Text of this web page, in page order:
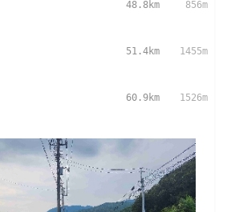
48.8km 856m
51.4km 1455m
60.9km 1526m